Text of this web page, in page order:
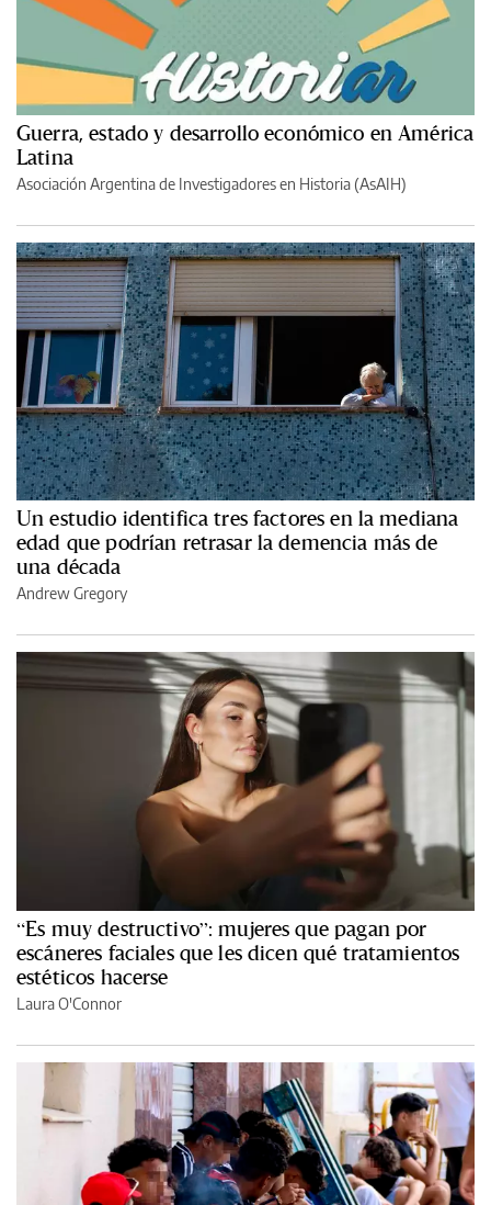
Guerra, estado y desarrollo económico en América
Latina
Asociación Argentina de Investigadores en Historia (AsAIH)
Un estudio identifica tres factores en la mediana
edad que podrían retrasar la demencia más de
una década
Andrew Gregory
“Es muy destructivo”: mujeres que pagan por
escáneres faciales que les dicen qué tratamientos
estéticos hacerse
Laura O'Connor